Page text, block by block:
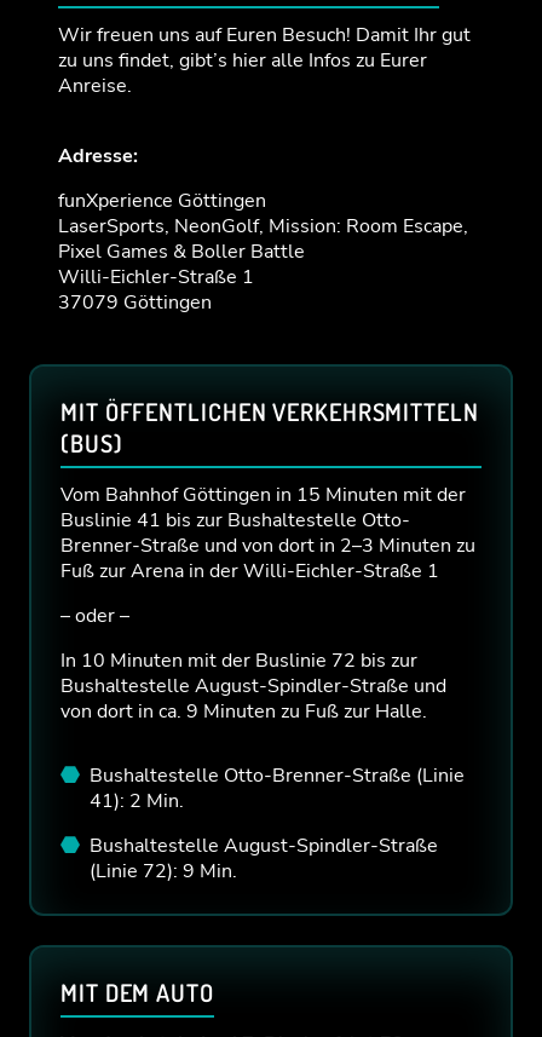
Wir freuen uns auf Euren Besuch! Damit Ihr gut
zu uns findet, gibt’s hier alle Infos zu Eurer
Anreise.
Adresse:
funXperience Göttingen
LaserSports, NeonGolf, Mission: Room Escape,
Pixel Games & Boller Battle
Willi-Eichler-Straße 1
37079 Göttingen
MIT ÖFFENTLICHEN VERKEHRSMITTELN
(BUS)
Vom Bahnhof Göttingen in 15 Minuten mit der
Buslinie 41 bis zur Bushaltestelle Otto-
Brenner-Straße und von dort in 2–3 Minuten zu
Fuß zur Arena in der Willi-Eichler-Straße 1
– oder –
In 10 Minuten mit der Buslinie 72 bis zur
Bushaltestelle August-Spindler-Straße und
von dort in ca. 9 Minuten zu Fuß zur Halle.
Bushaltestelle Otto-Brenner-Straße (Linie
41): 2 Min.
Bushaltestelle August-Spindler-Straße
(Linie 72): 9 Min.
MIT DEM AUTO